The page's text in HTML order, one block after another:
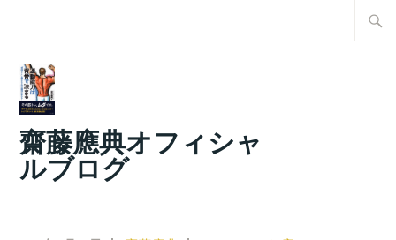
齋藤應典オフィシャ
ルブログ